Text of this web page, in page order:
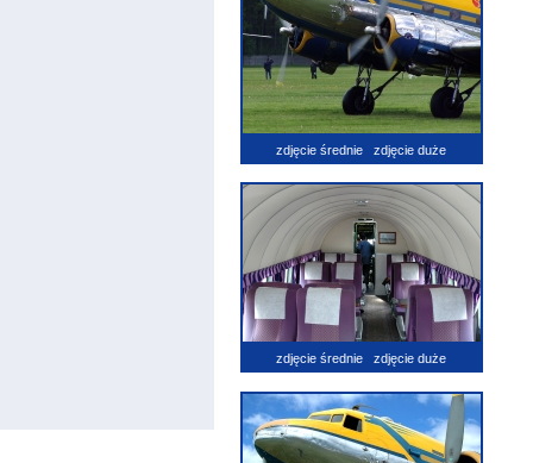
zdjęcie średnie zdjęcie duże
zdjęcie średnie zdjęcie duże